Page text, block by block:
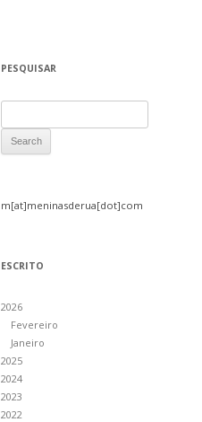
PESQUISAR
m[at]meninasderua[dot]com
ESCRITO
2026
Fevereiro
Janeiro
2025
2024
2023
2022